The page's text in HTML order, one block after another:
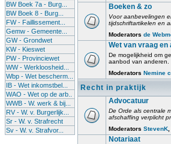
BW Boek 7a - Burg...
BW Boek 8 - Burg...
FW - Faillissement...
Gemw - Gemeente...
GW - Grondwet
KW - Kieswet
PW - Provinciewet
WW - Werkloosheid...
Wbp - Wet bescherm...
IB - Wet inkomstbel...
WAO - Wet op de arb..
WWB - W. werk & bij...
RV - W. v. Burgerlijk...
Sr - W. v. Strafrecht
Sv - W. v. Strafvor...
Boeken & zo
Voor aanbevelingen
tijdschriftartikelen en
Moderators de
Wet van vraag en
De mogelijkheid om
aanbod van anderen.
Moderators Nemine
Recht in praktijk
Advocatuur
De Orde als centrale
afschaffing verplicht
Moderators StevenK
Notariaat